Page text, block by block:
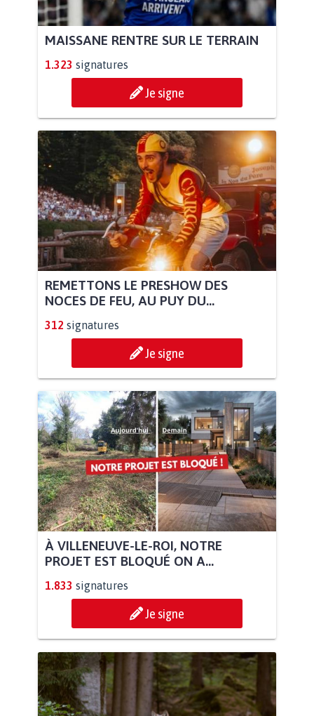
MAISSANE RENTRE SUR LE TERRAIN
1.323 signatures
Je signe
REMETTONS LE PRESHOW DES
NOCES DE FEU, AU PUY DU...
312 signatures
Je signe
À VILLENEUVE-LE-ROI, NOTRE
PROJET EST BLOQUÉ ON A...
1.833 signatures
Je signe